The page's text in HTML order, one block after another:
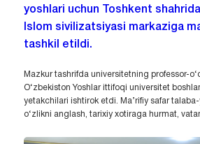
yoshlari uchun Toshkent
Islom sivilizatsiyasi markaziga
tashkil etildi.
Mazkur tashrifda universitetning professor-
O‘zbekiston Yoshlar ittifoqi universitet
yetakchilari ishtirok etdi. Ma’rifiy safar
o‘zlikni anglash, tarixiy xotiraga hurmat,